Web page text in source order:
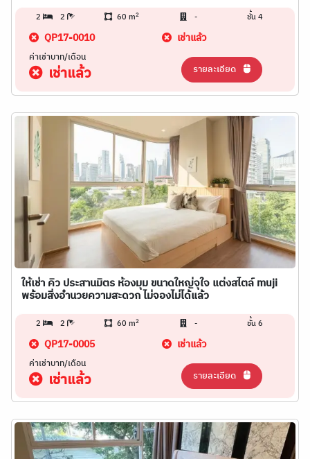
2 2 60 m2 - ชั้น 4
QP17-0010 เช่าแล้ว
ค่าเช่าบาท/เดือน
เช่าแล้ว รายละเอียด
ให้เช่า คิว ประสานมิตร ห้องมุม ขนาดใหญ่จุใจ แต่งสไตล์ muji
พร้อมสิ่งอำนวยความสะดวก ไม่จองไม่ได้แล้ว
2 2 60 m2 - ชั้น 6
QP17-0005 เช่าแล้ว
ค่าเช่าบาท/เดือน
เช่าแล้ว รายละเอียด